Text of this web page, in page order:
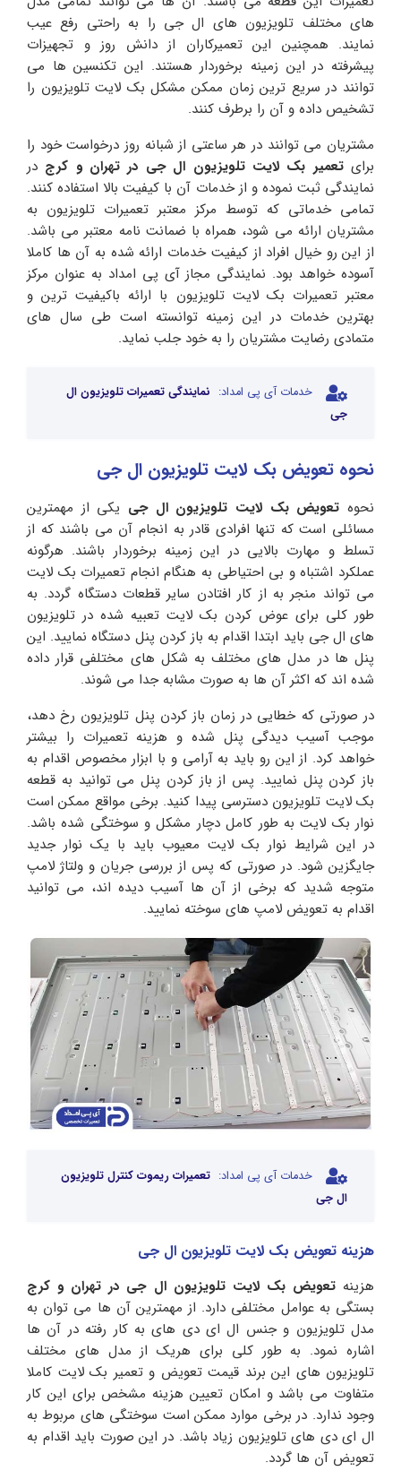
های مختلف تلویزیون های ال جی را به راحتی رفع عیب
نمایند. همچنین این تعمیرکاران از دانش روز و تجهیزات
پیشرفته در این زمینه برخوردار هستند. این تکنسین ها می
توانند در سریع ترین زمان ممکن مشکل بک لایت تلویزیون را
تشخیص داده و آن را برطرف کنند.
مشتریان می توانند در هر ساعتی از شبانه روز درخواست خود را
برایتعمیر بک لایت تلویزیون ال جی در تهران و کرج در
نمایندگی ثبت نموده و از خدمات آن با کیفیت بالا استفاده کنند.
تمامی خدماتی که توسط مرکز معتبر تعمیرات تلویزیون به
مشتریان ارائه می شود، همراه با ضمانت نامه معتبر می باشد.
از این رو خیال افراد از کیفیت خدمات ارائه شده به آن ها کاملا
آسوده خواهد بود. نمایندگی مجاز آی پی امداد به عنوان مرکز
معتبر تعمیرات بک لایت تلویزیون با ارائه باکیفیت ترین و
بهترین خدمات در این زمینه توانسته است طی سال های
متمادی رضایت مشتریان را به خود جلب نماید.
خدمات آی پی امداد: نمایندگی تعمیرات تلویزیون ال
جی
نحوه تعویض بک لایت تلویزیون ال جی
نحوه تعویض بک لایت تلویزیون ال جی یکی از مهمترین
مسائلی است که تنها افرادی قادر به انجام آن می باشند که از
تسلط و مهارت بالایی در این زمینه برخوردار باشند. هرگونه
عملکرد اشتباه و بی احتیاطی به هنگام انجام تعمیرات بک لایت
می تواند منجر به از کار افتادن سایر قطعات دستگاه گردد. به
طور کلی برای عوض کردن بک لایت تعبیه شده در تلویزیون
های ال جی باید ابتدا اقدام به باز کردن پنل دستگاه نمایید. این
پنل ها در مدل های مختلف به شکل های مختلفی قرار داده
شده اند که اکثر آن ها به صورت مشابه جدا می شوند.
در صورتی که خطایی در زمان باز کردن پنل تلویزیون رخ دهد،
موجب آسیب دیدگی پنل شده و هزینه تعمیرات را بیشتر
خواهد کرد. از این رو باید به آرامی و با ابزار مخصوص اقدام به
باز کردن پنل نمایید. پس از باز کردن پنل می توانید به قطعه
بک لایت تلویزیون دسترسی پیدا کنید. برخی مواقع ممکن است
نوار بک لایت به طور کامل دچار مشکل و سوختگی شده باشد.
در این شرایط نوار بک لایت معیوب باید با یک نوار جدید
جایگزین شود. در صورتی که پس از بررسی جریان و ولتاژ لامپ
متوجه شدید که برخی از آن ها آسیب دیده اند، می توانید
اقدام به تعویض لامپ های سوخته نمایید.
خدمات آی پی امداد: تعمیرات ریموت کنترل تلویزیون
ال جی
هزینه تعویض بک لایت تلویزیون ال جی
هزینه تعویض بک لایت تلویزیون ال جی در تهران و کرج
بستگی به عوامل مختلفی دارد. از مهمترین آن ها می توان به
مدل تلویزیون و جنس ال ای دی های به کار رفته در آن ها
اشاره نمود. به طور کلی برای هریک از مدل های مختلف
تلویزیون های این برند قیمت تعویض و تعمیر بک لایت کاملا
متفاوت می باشد و امکان تعیین هزینه مشخص برای این کار
وجود ندارد. در برخی موارد ممکن است سوختگی های مربوط به
ال ای دی های تلویزیون زیاد باشد. در این صورت باید اقدام به
تعویض آن ها گردد.